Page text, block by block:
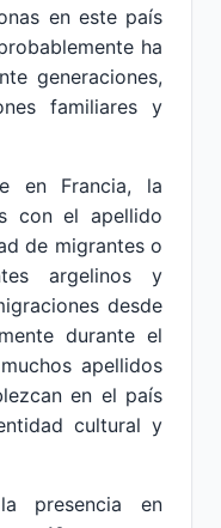
en este país
ha
generaciones,
familiares y
en Francia, la
con el apellido
de migrantes o
argelinos y
desde
durante el
apellidos
en el país
cultural y
presencia en